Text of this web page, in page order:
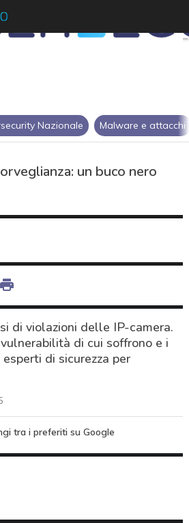
Nazionale Malware e attacchi
un buco nero
di violazioni delle IP-camera.
di cui soffrono e i
di sicurezza per
tra i preferiti su Google